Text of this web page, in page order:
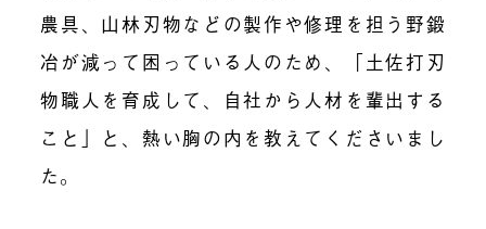
農具、山林刃物などの製作や修理を担う野鍛
冶が減って困っている人のため、「土佐打刃
物職人を育成して、自社から人材を輩出する
こと」と、熱い胸の内を教えてくださいまし
た。